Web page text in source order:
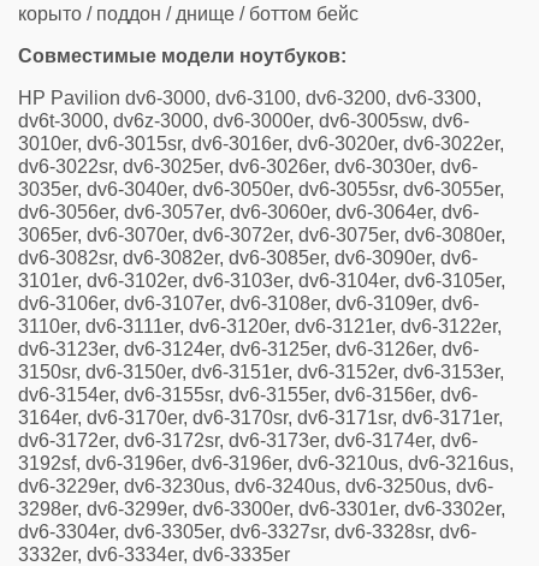
корыто / поддон / днище / боттом бейс
Совместимые модели ноутбуков:
HP Pavilion dv6-3000, dv6-3100, dv6-3200, dv6-3300,
dv6t-3000, dv6z-3000, dv6-3000er, dv6-3005sw, dv6-
3010er, dv6-3015sr, dv6-3016er, dv6-3020er, dv6-3022er,
dv6-3022sr, dv6-3025er, dv6-3026er, dv6-3030er, dv6-
3035er, dv6-3040er, dv6-3050er, dv6-3055sr, dv6-3055er,
dv6-3056er, dv6-3057er, dv6-3060er, dv6-3064er, dv6-
3065er, dv6-3070er, dv6-3072er, dv6-3075er, dv6-3080er,
dv6-3082sr, dv6-3082er, dv6-3085er, dv6-3090er, dv6-
3101er, dv6-3102er, dv6-3103er, dv6-3104er, dv6-3105er,
dv6-3106er, dv6-3107er, dv6-3108er, dv6-3109er, dv6-
3110er, dv6-3111er, dv6-3120er, dv6-3121er, dv6-3122er,
dv6-3123er, dv6-3124er, dv6-3125er, dv6-3126er, dv6-
3150sr, dv6-3150er, dv6-3151er, dv6-3152er, dv6-3153er,
dv6-3154er, dv6-3155sr, dv6-3155er, dv6-3156er, dv6-
3164er, dv6-3170er, dv6-3170sr, dv6-3171sr, dv6-3171er,
dv6-3172er, dv6-3172sr, dv6-3173er, dv6-3174er, dv6-
3192sf, dv6-3196er, dv6-3196er, dv6-3210us, dv6-3216us,
dv6-3229er, dv6-3230us, dv6-3240us, dv6-3250us, dv6-
3298er, dv6-3299er, dv6-3300er, dv6-3301er, dv6-3302er,
dv6-3304er, dv6-3305er, dv6-3327sr, dv6-3328sr, dv6-
3332er, dv6-3334er, dv6-3335er